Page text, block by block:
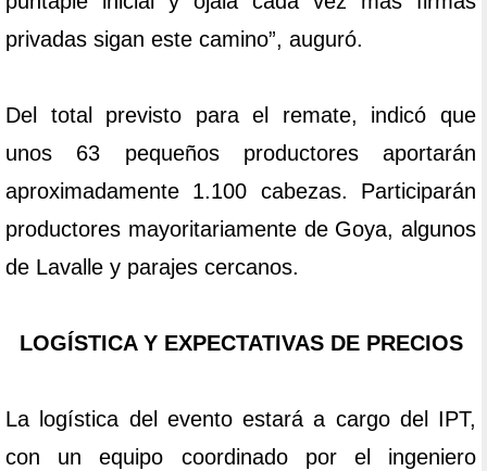
privadas sigan este camino”, auguró.
Del total previsto para el remate, indicó que
unos 63 pequeños productores aportarán
aproximadamente 1.100 cabezas. Participarán
productores mayoritariamente de Goya, algunos
de Lavalle y parajes cercanos.
LOGÍSTICA Y EXPECTATIVAS DE PRECIOS
La logística del evento estará a cargo del IPT,
con un equipo coordinado por el ingeniero